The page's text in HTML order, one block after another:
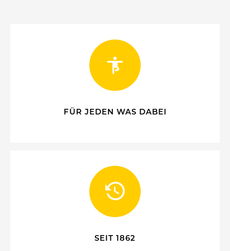
FÜR JEDEN WAS DABEI
SEIT 1862